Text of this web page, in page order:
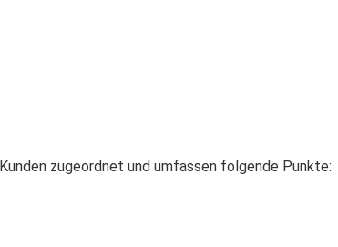
zugeordnet und umfassen folgende Punkte: